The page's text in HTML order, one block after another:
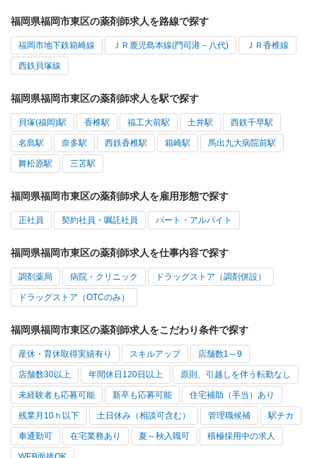
福岡県福岡市東区の薬剤師求人を路線で探す
福岡市地下鉄箱崎線 ＪＲ鹿児島本線(門司港－八代) ＪＲ香椎線
西鉄貝塚線
福岡県福岡市東区の薬剤師求人を駅で探す
貝塚(福岡)駅 香椎駅 福工大前駅 土井駅 西鉄千早駅
名島駅 奈多駅 西鉄香椎駅 箱崎駅 馬出九大病院前駅
舞松原駅 三苫駅
福岡県福岡市東区の薬剤師求人を雇用形態で探す
正社員 契約社員・嘱託社員 パート・アルバイト
福岡県福岡市東区の薬剤師求人を仕事内容で探す
調剤薬局 病院・クリニック ドラッグストア（調剤併設）
ドラッグストア（OTCのみ）
福岡県福岡市東区の薬剤師求人をこだわり条件で探す
産休・育休取得実績有り スキルアップ 店舗数1～9
店舗数30以上 年間休日120日以上 原則、引越しを伴う転勤なし
未経験者も応募可能 新卒も応募可能 住宅補助（手当）あり
残業月10ｈ以下 土日休み（相談可含む） 管理職候補 駅チカ
車通勤可 在宅業務あり 夏～秋入職可 積極採用中の求人